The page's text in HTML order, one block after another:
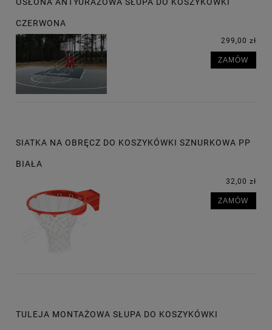
CZERWONA
299,00 zł
ZAMÓW
SIATKA NA OBRĘCZ DO KOSZYKÓWKI SZNURKOWA PP
BIAŁA
32,00 zł
ZAMÓW
TULEJA MONTAŻOWA SŁUPA DO KOSZYKÓWKI